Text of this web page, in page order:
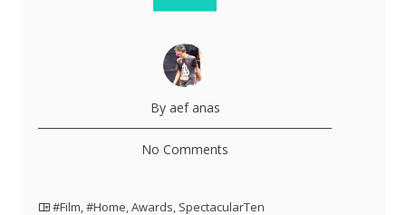
By aef anas
No Comments
#Film,#Home,Awards, SpectacularTen